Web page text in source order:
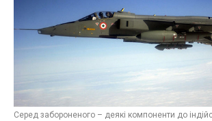
Серед забороненого – деякі компоненти до